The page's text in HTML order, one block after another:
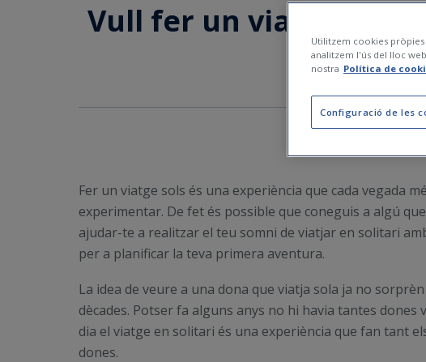
Vull fer un viatge
Fer un viatge sols és una experiència que cada vegada
experimentar. De fet és possible que coneguis a algú
ajudar-te a realitzar el teu somni de viatjar en solitari
per a planificar la teva primera aventura.
La idea de veure a una dona que viatja sola ja no
dècades. Potser fa alguns anys no hi havia tantes dones
dia el viatge en solitari és una experiència que fan tant
dones.
Utilitzem cookies
analitzem l'ús del lloc
nostra Política de
Configuració de les